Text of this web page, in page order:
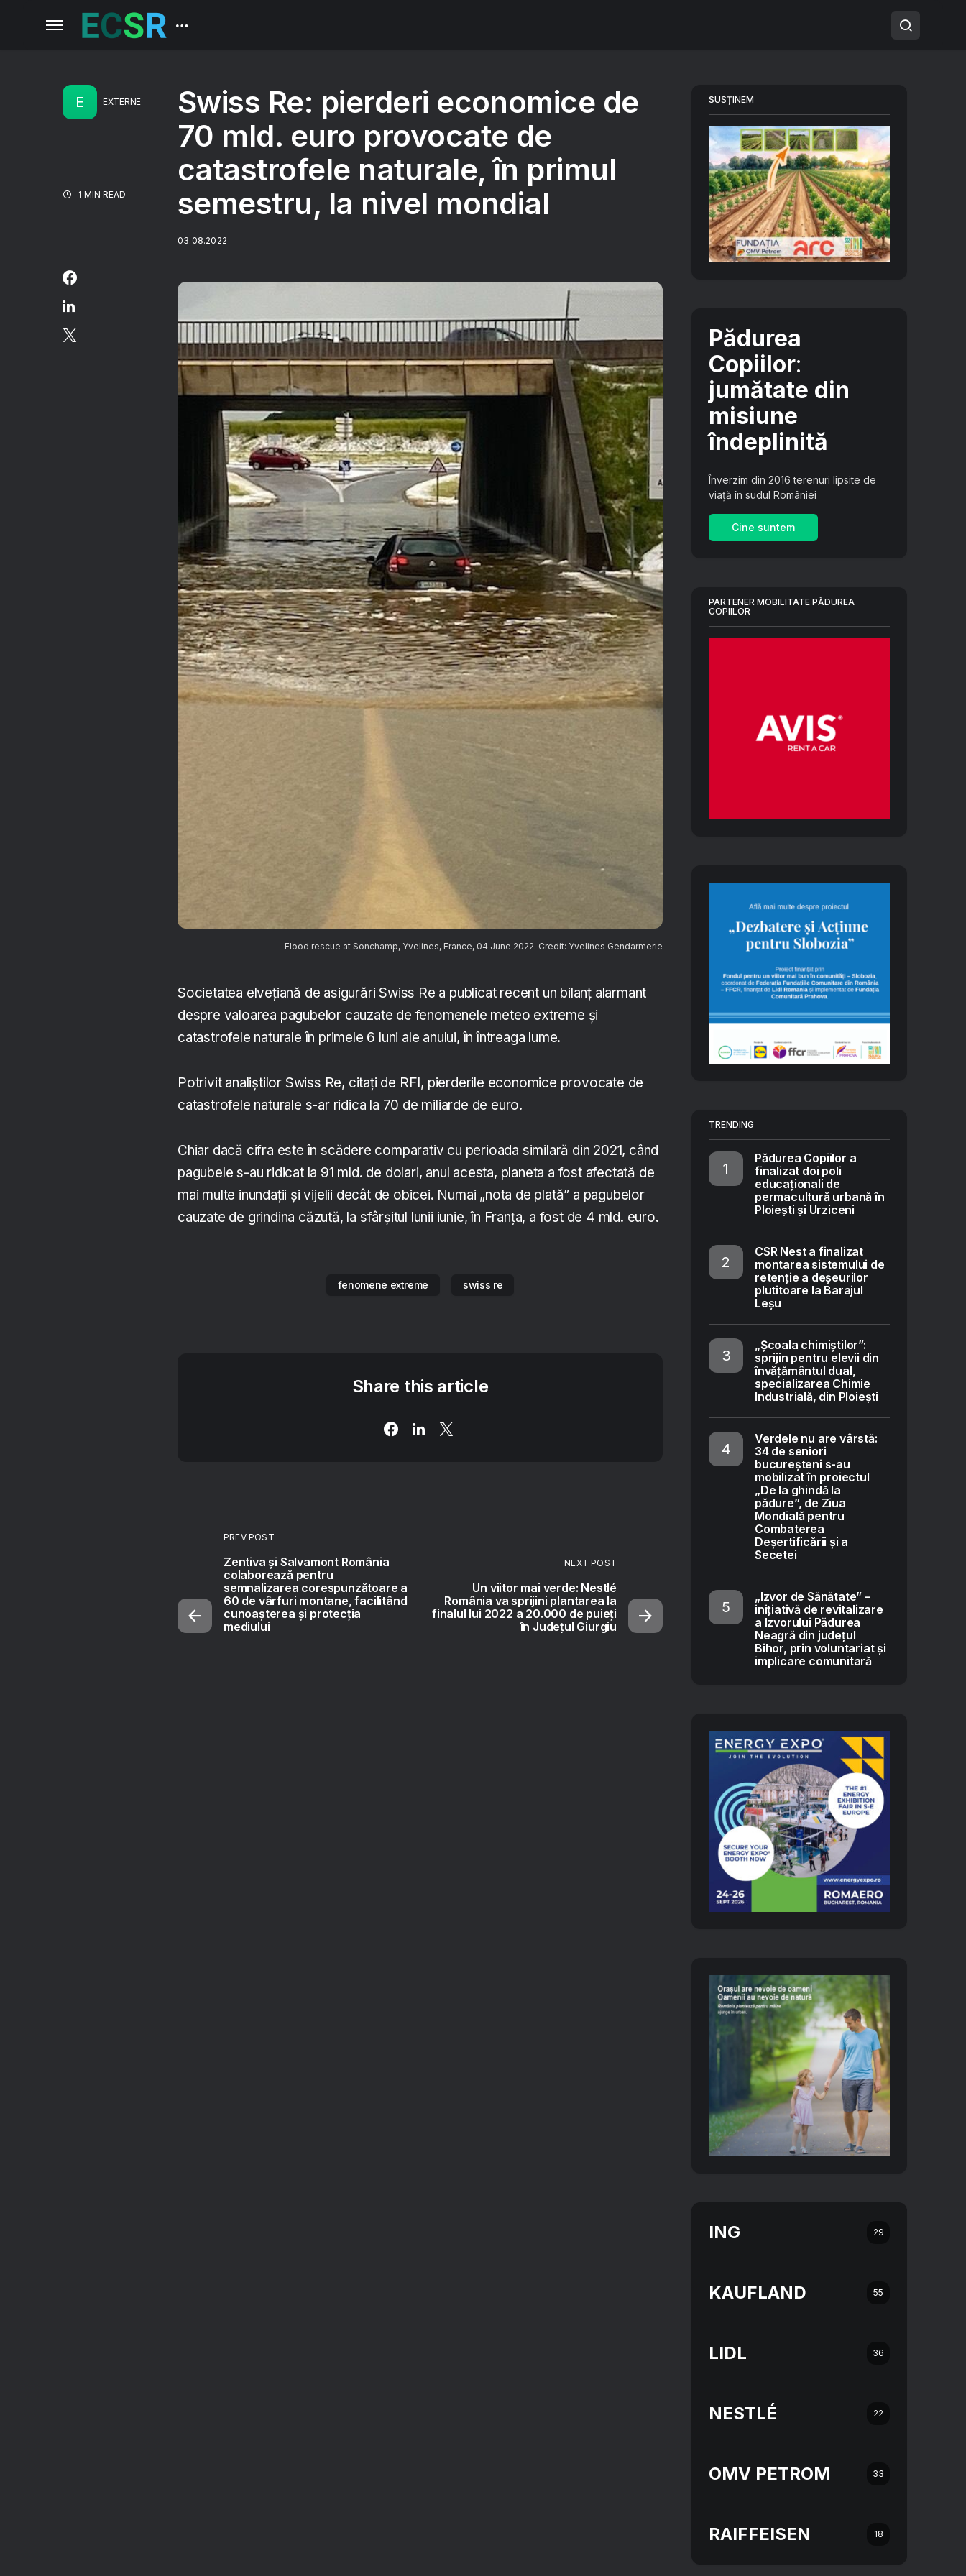
E EXTERNE
1 MIN READ
Swiss Re: pierderi economice de
70 mld. euro provocate de
catastrofele naturale, în primul
semestru, la nivel mondial
03.08.2022
Flood rescue at Sonchamp, Yvelines, France, 04 June 2022. Credit: Yvelines Gendarmerie
Societatea elvețiană de asigurări Swiss Re a publicat recent un bilanț alarmant
despre valoarea pagubelor cauzate de fenomenele meteo extreme și
catastrofele naturale în primele 6 luni ale anului, în întreaga lume.
Potrivit analiștilor Swiss Re, citați de RFI, pierderile economice provocate de
catastrofele naturale s-ar ridica la 70 de miliarde de euro.
Chiar dacă cifra este în scădere comparativ cu perioada similară din 2021, când
pagubele s-au ridicat la 91 mld. de dolari, anul acesta, planeta a fost afectată de
mai multe inundații și vijelii decât de obicei. Numai „nota de plată” a pagubelor
cauzate de grindina căzută, la sfârșitul lunii iunie, în Franța, a fost de 4 mld. euro.
fenomene extreme swiss re
Share this article
PREV POST
Zentiva și Salvamont România
colaborează pentru
semnalizarea corespunzătoare a
60 de vârfuri montane, facilitând
cunoașterea și protecția
mediului
NEXT POST
Un viitor mai verde: Nestlé
România va sprijini plantarea la
finalul lui 2022 a 20.000 de puieți
în Județul Giurgiu
SUSȚINEM
Pădurea
Copiilor:
jumătate din
misiune
îndeplinită
Înverzim din 2016 terenuri lipsite de
viață în sudul României
Cine suntem
PARTENER MOBILITATE PĂDUREA
COPIILOR
TRENDING
Pădurea Copiilor a
finalizat doi poli
educaționali de
permacultură urbană în
Ploiești și Urziceni
CSR Nest a finalizat
montarea sistemului de
retenție a deșeurilor
plutitoare la Barajul
Leșu
„Școala chimiștilor”:
sprijin pentru elevii din
învățământul dual,
specializarea Chimie
Industrială, din Ploiești
Verdele nu are vârstă:
34 de seniori
bucureșteni s-au
mobilizat în proiectul
„De la ghindă la
pădure”, de Ziua
Mondială pentru
Combaterea
Deșertificării și a
Secetei
„Izvor de Sănătate” –
inițiativă de revitalizare
a Izvorului Pădurea
Neagră din județul
Bihor, prin voluntariat și
implicare comunitară
ING 29
KAUFLAND 55
LIDL 36
NESTLÉ 22
OMV PETROM 33
RAIFFEISEN 18